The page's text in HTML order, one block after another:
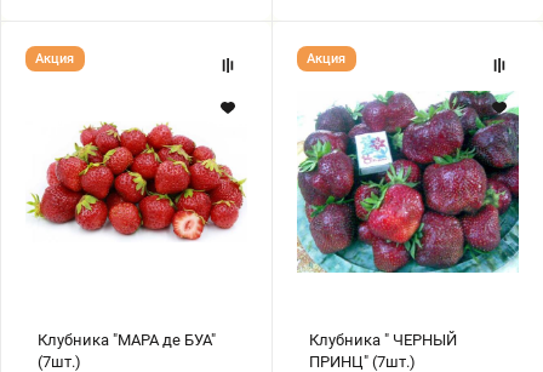
Клубника
"МАРА
Клубника "МАРА де БУА"
(7шт.)
Акция
Клубника
"
ПРИНЦ"
(7шт.)
Клубника " ЧЕРНЫЙ
ПРИНЦ" (7шт.)
Акция